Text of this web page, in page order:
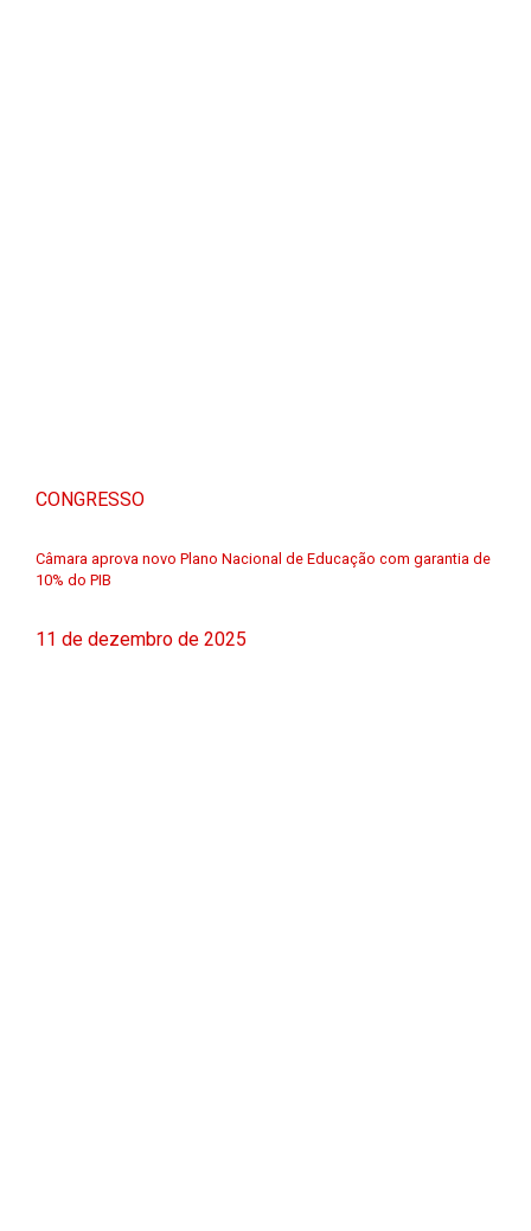
CONGRESSO
Câmara aprova novo Plano Nacional de Educação com garantia de
10% do PIB
11 de dezembro de 2025